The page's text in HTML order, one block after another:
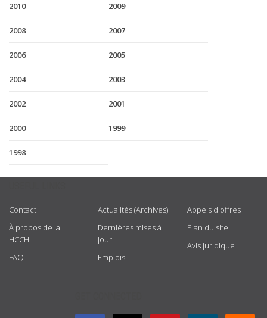
2010 2009
2008 2007
2006 2005
2004 2003
2002 2001
2000 1999
1998
Contact
À propos de la
HCCH
FAQ
Actualités (Archives)
Dernières mises à
jour
Emplois
Appels d'offres
Plan du site
Avis juridique